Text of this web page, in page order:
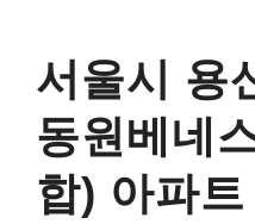
서울시 용
동원베네
합) 아파